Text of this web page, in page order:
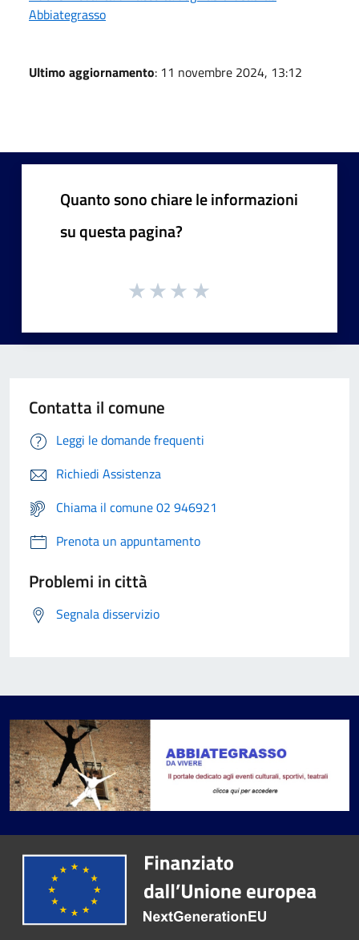
Abbiategrasso
Ultimo aggiornamento: 11 novembre 2024, 13:12
Quanto sono chiare le informazioni
su questa pagina?
Contatta il comune
Leggi le domande frequenti
Richiedi Assistenza
Chiama il comune 02 946921
Prenota un appuntamento
Problemi in città
Segnala disservizio